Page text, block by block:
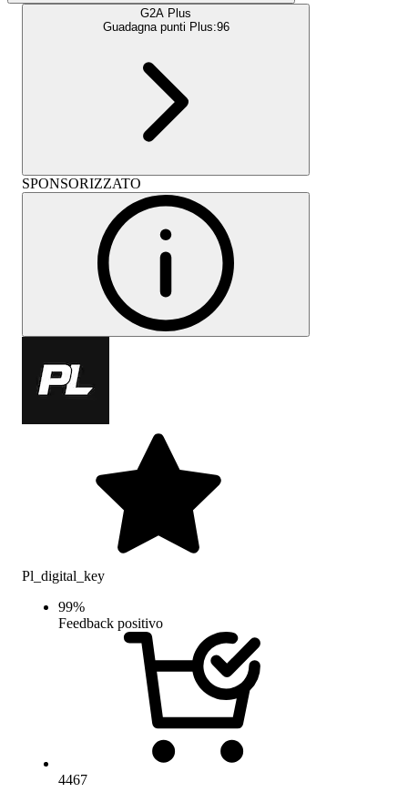
G2A Plus
Guadagna punti Plus:96
SPONSORIZZATO
Pl_digital_key
99%
Feedback positivo
4467